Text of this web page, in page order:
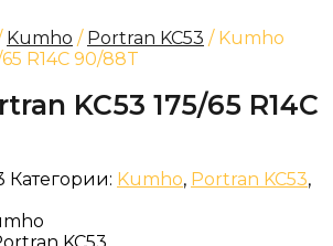
Kumho / Portran KC53 / Kumho
R14C 90/88T
KC53 175/65 R14C
Категории: Kumho, Portran KC53,